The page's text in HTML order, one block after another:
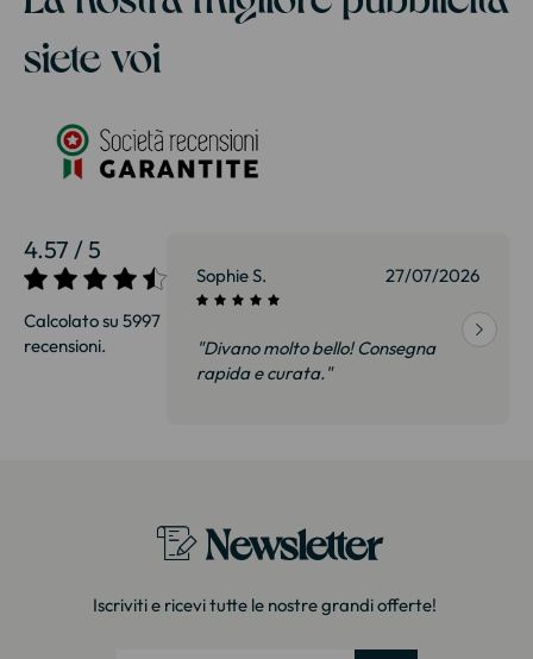
siete voi
4.57 / 5
Calcolato su 5997
recensioni.
27/07/2026 Sophie S. 27/07/2026
"Divano molto bello! Consegna
rapida e curata."
Newsletter
Iscriviti e ricevi tutte le nostre grandi offerte!